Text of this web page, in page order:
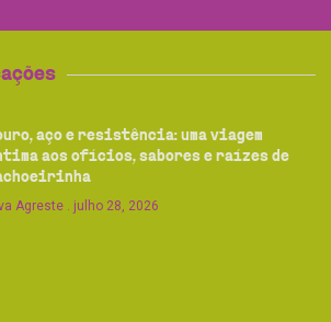
aço e resistência: uma viagem
aos ofícios, sabores e raízes de
Agreste
julho 28, 2026